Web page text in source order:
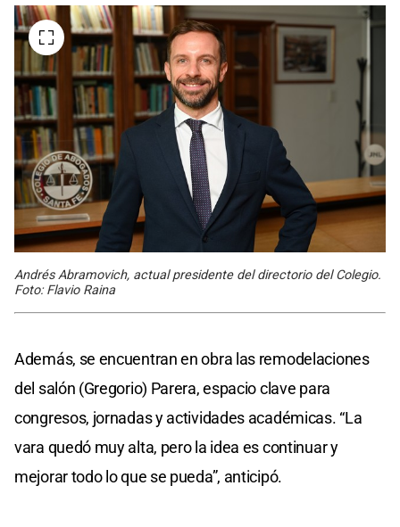
Andrés Abramovich, actual presidente del directorio del Colegio.
Foto: Flavio Raina
Además, se encuentran en obra las remodelaciones
del salón (Gregorio) Parera, espacio clave para
congresos, jornadas y actividades académicas. “La
vara quedó muy alta, pero la idea es continuar y
mejorar todo lo que se pueda”, anticipó.